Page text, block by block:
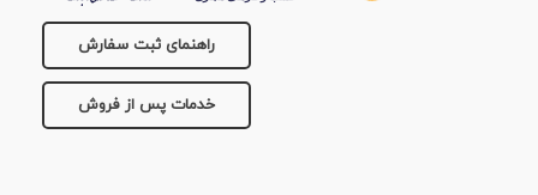
راهنمای ثبت سفارش
خدمات پس از فروش